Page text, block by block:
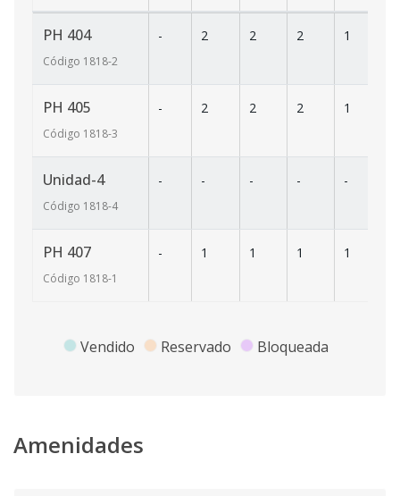
PH 404
Código 1818-2
- 2 2 2 1
PH 405
Código 1818-3
- 2 2 2 1
Unidad-4
Código 1818-4
- - - - -
PH 407
Código 1818-1
- 1 1 1 1
Vendido Reservado Bloqueada
Amenidades